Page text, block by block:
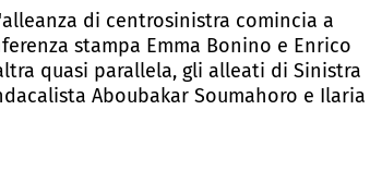
di centrosinistra comincia a
stampa Emma Bonino e Enrico
quasi parallela, gli alleati di Sinistra
Aboubakar Soumahoro e Ilaria